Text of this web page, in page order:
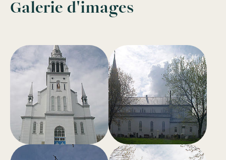
Galerie d'images